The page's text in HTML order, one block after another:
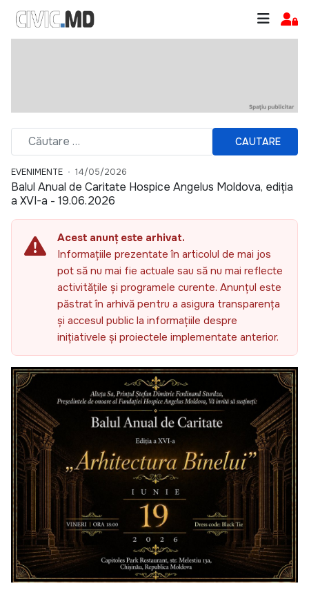
CAUTARE
EVENIMENTE 14/05/2026
Balul Anual de Caritate Hospice Angelus Moldova, ediția
a XVI-a - 19.06.2026
Acest anunț este arhivat.
Informațiile prezentate în articolul de mai jos
pot să nu mai fie actuale sau să nu mai reflecte
activitățile și programele curente. Anunțul este
păstrat în arhivă pentru a asigura transparența
și accesul public la informațiile despre
inițiativele și proiectele implementate anterior.